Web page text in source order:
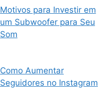
Motivos para Investir em
um Subwoofer para Seu
Som
Como Aumentar
Seguidores no Instagram